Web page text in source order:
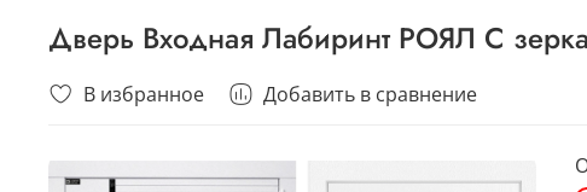
Дверь Входная Лабиринт РОЯЛ С
В избранное Добавить в сравнение